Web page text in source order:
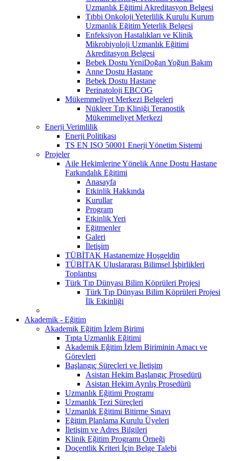
Uzmanlık Eğitimi Akreditasyon Belgesi
Tıbbi Onkoloji Yeterlilik Kurulu Kurum
Uzmanlık Eğitim Yeterlik Belgesi
Enfeksiyon Hastalıkları ve Klinik
Mikrobiyoloji Uzmanlık Eğitimi
Akreditasyon Belgesi
Bebek Dostu YeniDoğan Yoğun Bakım
Anne Dostu Hastane
Bebek Dostu Hastane
Perinatoloji EBCOG
Mükemmeliyet Merkezi Belgeleri
Nükleer Tıp Kliniği Teranostik
Mükemmeliyet Merkezi
Enerji Verimlilik
Enerji Politikası
TS EN ISO 50001 Enerji Yönetim Sistemi
Projeler
Aile Hekimlerine Yönelik Anne Dostu Hastane
Farkındalık Eğitimi
Anasayfa
Etkinlik Hakkında
Kurullar
Program
Etkinlik Yeri
Eğitmenler
Galeri
İletişim
TÜBİTAK Hastanemize Hoşgeldin
TÜBİTAK Uluslararası Bilimsel İşbirlikleri
Toplantısı
Türk Tıp Dünyası Bilim Köprüleri Projesi
Türk Tıp Dünyası Bilim Köprüleri Projesi
İlk Etkinliği
Akademik - Eğitim
Akademik Eğitim İzlem Birimi
Tıpta Uzmanlık Eğitimi
Akademik Eğitim İzlem Biriminin Amacı ve
Görevleri
Başlangıç Süreçleri ve İletişim
Asistan Hekim Başlangıç Prosedürü
Asistan Hekim Ayrılış Prosedürü
Uzmanlık Eğitimi Programı
Uzmanlık Tezi Süreçleri
Uzmanlık Eğitimi Bitirme Sınavı
Eğitim Planlama Kurulu Üyeleri
İletişim ve Adres Bilgileri
Klinik Eğitim Programı Örneği
Doçentlik Kriteri İçin Belge Talebi